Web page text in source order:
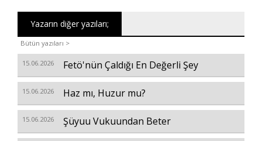
Yazarın diğer yazıları;
Bütün yazıları >
15.06.2026 Fetö'nün Çaldığı En Değerli Şey
15.06.2026 Haz mı, Huzur mu?
15.06.2026 Şüyuu Vukuundan Beter